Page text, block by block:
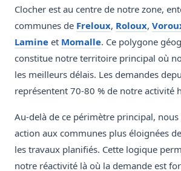
Clocher est au centre de notre zone,
communes de Freloux, Roloux,
Lamine et Momalle. Ce polygone
constitue notre territoire principal où
les meilleurs délais. Les demandes
représentent 70-80 % de notre activité
Au-delà de ce périmètre principal,
action aux communes plus éloignées
les travaux planifiés. Cette logique
notre réactivité là où la demande est